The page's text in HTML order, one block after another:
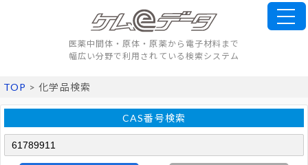
医薬中間体・原体・原薬から電子材料まで
幅広い分野で利用されている検索システム
TOP > 化学品検索
CAS番号検索